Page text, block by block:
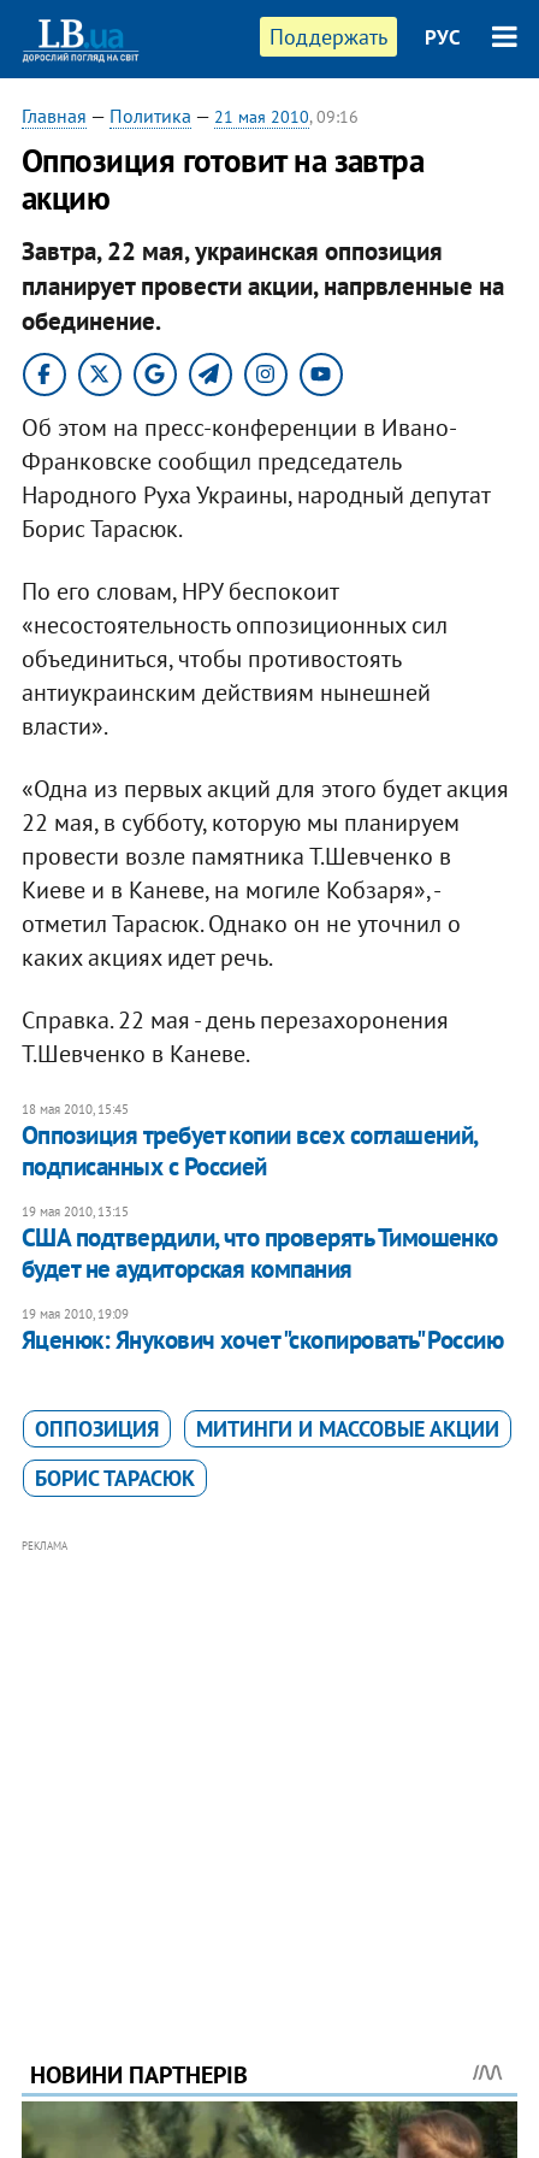
Поддержать РУС
Главная — Политика — 21 мая 2010, 09:16
Оппозиция готовит на завтра
акцию
Завтра, 22 мая, украинская оппозиция
планирует провести акции, напрвленные на
обединение.
Об этом на пресс-конференции в Ивано-
Франковске сообщил председатель
Народного Руха Украины, народный депутат
Борис Тарасюк.
По его словам, НРУ беспокоит
«несостоятельность оппозиционных сил
объединиться, чтобы противостоять
антиукраинским действиям нынешней
власти».
«Одна из первых акций для этого будет акция
22 мая, в субботу, которую мы планируем
провести возле памятника Т.Шевченко в
Киеве и в Каневе, на могиле Кобзаря», -
отметил Тарасюк. Однако он не уточнил о
каких акциях идет речь.
Справка. 22 мая - день перезахоронения
Т.Шевченко в Каневе.
18 мая 2010, 15:45
Оппозиция требует копии всех соглашений,
подписанных с Россией
19 мая 2010, 13:15
США подтвердили, что проверять Тимошенко
будет не аудиторская компания
19 мая 2010, 19:09
Яценюк: Янукович хочет "скопировать" Россию
ОППОЗИЦИЯ
МИТИНГИ И МАССОВЫЕ АКЦИИ
БОРИС ТАРАСЮК
РЕКЛАМА